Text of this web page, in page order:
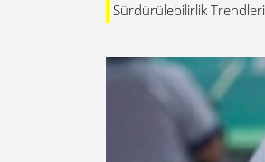
Sürdürülebilirlik Trendleri